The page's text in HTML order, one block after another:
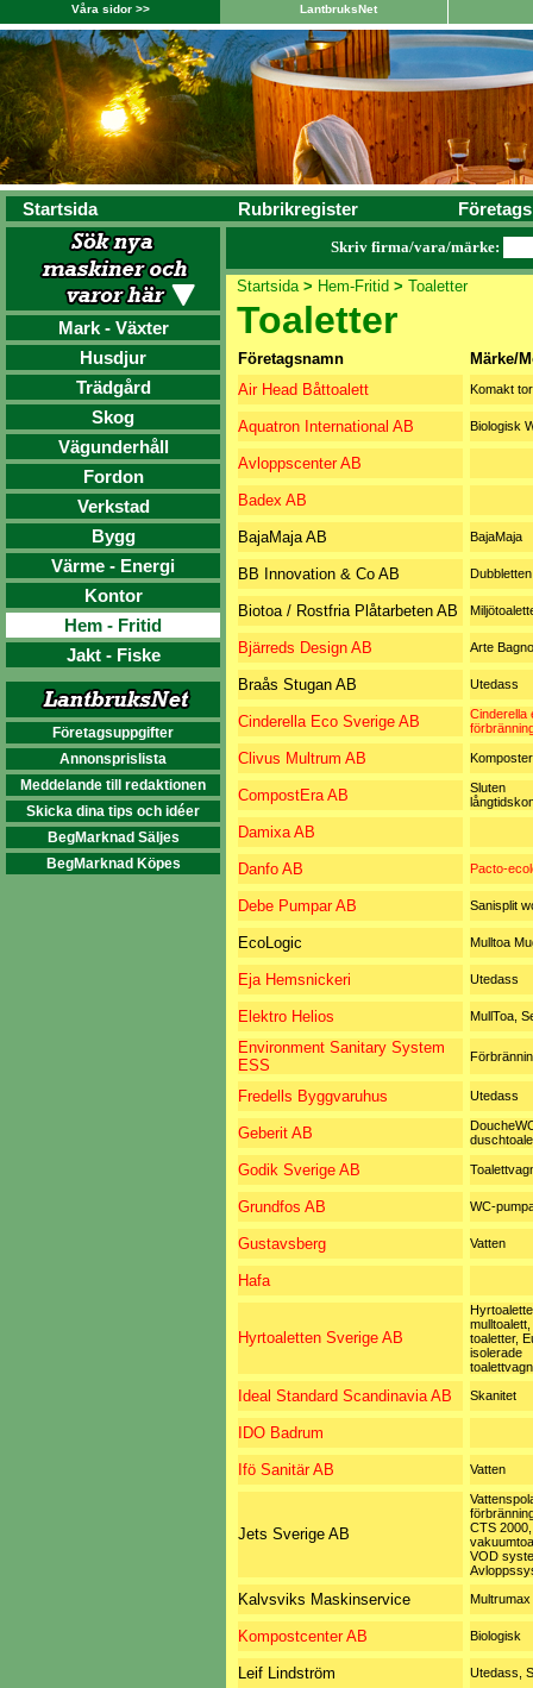
Våra sidor >> LantbruksNet
Startsida Rubrikregister
Mark - Växter
Husdjur
Trädgård
Skog
Vägunderhåll
Fordon
Verkstad
Bygg
Värme - Energi
Kontor
Hem - Fritid
Jakt - Fiske
Företagsuppgifter
Annonsprislista
Meddelande till redaktionen
Skicka dina tips och idéer
BegMarknad Säljes
BegMarknad Köpes
Skriv firma/vara/märke:
Startsida> Hem-Fritid > Toaletter
Toaletter
Företagsnamn
Märke/
Air Head Båttoalett
Komakt
Aquatron International AB Biologisk
Avloppscenter AB
Badex AB
BajaMaja AB BajaMaja
BB Innovation & Co AB Dubbletten
Biotoa / Rostfria Plåtarbeten AB
Bjärreds Design AB Arte
Braås Stugan AB Utedass
Cinderella Eco Sverige AB
Cinderella
Clivus Multrum AB
CompostEra AB
Sluten
Damixa AB
Danfo AB Pacto-
Debe Pumpar AB Sanisplit
EcoLogic Mulltoa
Eja Hemsnickeri Utedass
Elektro Helios MullToa,
Environment Sanitary System
ESS
Fredells Byggvaruhus Utedass
Geberit AB
Godik Sverige AB
Grundfos AB WC-
Gustavsberg Vatten
Hafa
Hyrtoaletten Sverige AB
toaletter,
isolerade
Ideal Standard Scandinavia AB Skanitet
IDO Badrum
Ifö Sanitär AB Vatten
Jets Sverige AB
CTS
VOD
Kalvsviks Maskinservice Multrumax
Kompostcenter AB Biologisk
Leif Lindström Utedass,